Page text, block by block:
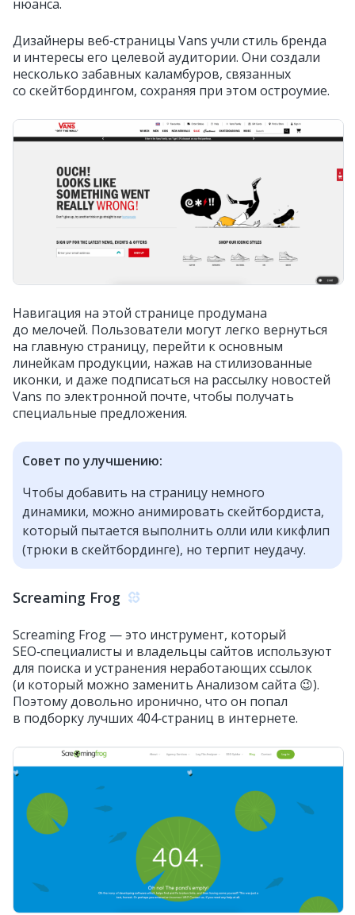
нюанса.
Дизайнеры веб‑страницы Vans учли стиль бренда
и интересы его целевой аудитории. Они создали
несколько забавных каламбуров, связанных
со скейтбордингом, сохраняя при этом остроумие.
Навигация на этой странице продумана
до мелочей. Пользователи могут легко вернуться
на главную страницу, перейти к основным
линейкам продукции, нажав на стилизованные
иконки, и даже подписаться на рассылку новостей
Vans по электронной почте, чтобы получать
специальные предложения.
Совет по улучшению:
Чтобы добавить на страницу немного
динамики, можно анимировать скейтбордиста,
который пытается выполнить олли или кикфлип
(трюки в скейтбординге), но терпит неудачу.
Screaming Frog
Screaming Frog — это инструмент, который
SEO‑специалисты и владельцы сайтов используют
для поиска и устранения неработающих ссылок
(и который можно заменить Анализом сайта 😉).
Поэтому довольно иронично, что он попал
в подборку лучших 404‑страниц в интернете.